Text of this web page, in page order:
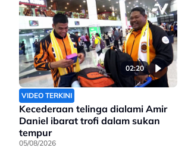
02:20
VIDEO TERKINI
Kecederaan telinga dialami Amir
Daniel ibarat trofi dalam sukan
tempur
05/08/2026